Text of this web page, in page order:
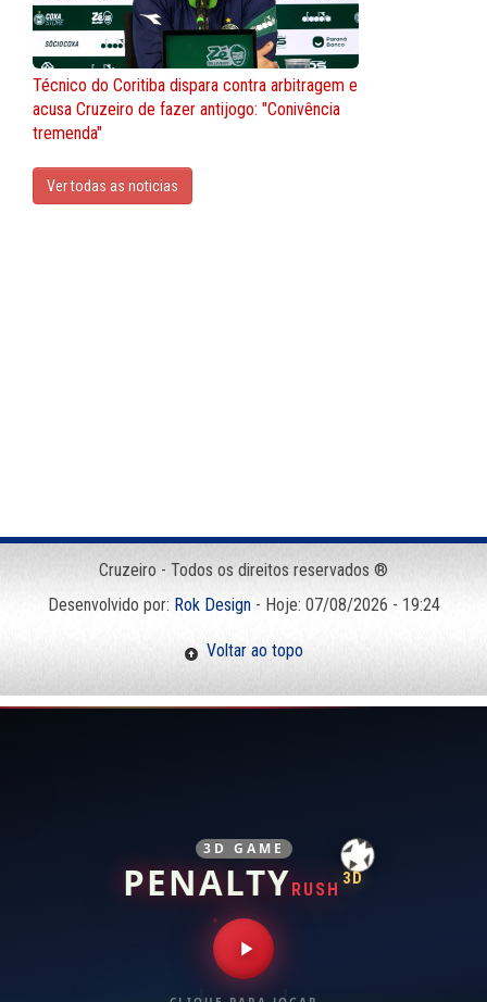
Técnico do Coritiba dispara contra arbitragem e
acusa Cruzeiro de fazer antijogo: "Conivência
tremenda"
Ver todas as noticias
Cruzeiro - Todos os direitos reservados ®
Desenvolvido por: Rok Design- Hoje: 07/08/2026 - 19:24
Voltar ao topo
3D GAME
PENALTYRUSH
3D